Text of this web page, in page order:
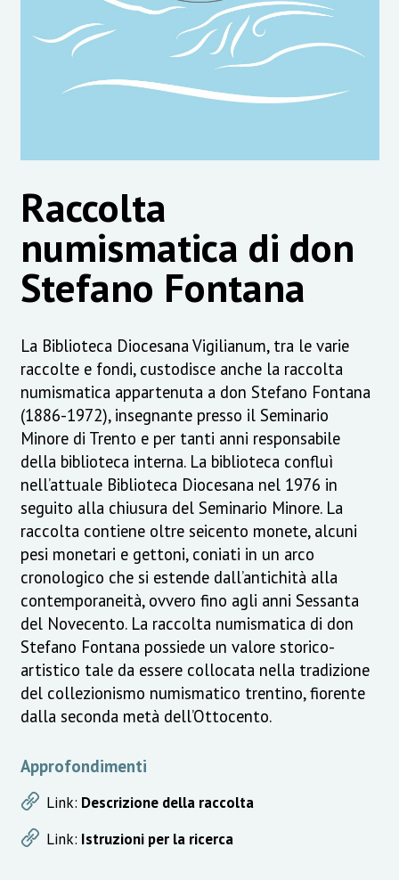
Raccolta
numismatica di don
Stefano Fontana
La Biblioteca Diocesana Vigilianum, tra le varie
raccolte e fondi, custodisce anche la raccolta
numismatica appartenuta a don Stefano Fontana
(1886-1972), insegnante presso il Seminario
Minore di Trento e per tanti anni responsabile
della biblioteca interna. La biblioteca confluì
nell’attuale Biblioteca Diocesana nel 1976 in
seguito alla chiusura del Seminario Minore. La
raccolta contiene oltre seicento monete, alcuni
pesi monetari e gettoni, coniati in un arco
cronologico che si estende dall’antichità alla
contemporaneità, ovvero fino agli anni Sessanta
del Novecento. La raccolta numismatica di don
Stefano Fontana possiede un valore storico-
artistico tale da essere collocata nella tradizione
del collezionismo numismatico trentino, fiorente
dalla seconda metà dell’Ottocento.
Approfondimenti
Link: Descrizione della raccolta
Link: Istruzioni per la ricerca